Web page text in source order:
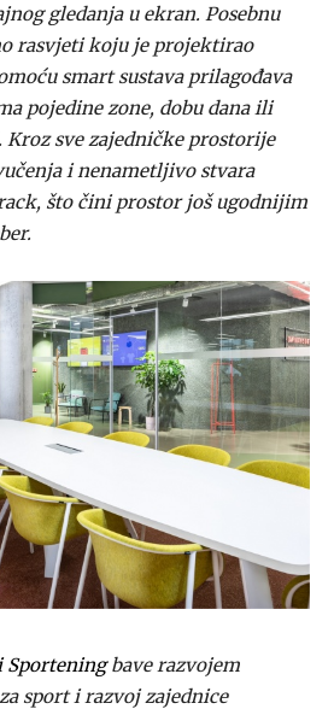
gledanja u ekran. Posebnu
rasvjeti koju je projektirao
smart sustava prilagođava
pojedine zone, dobu dana ili
sve zajedničke prostorije
i nenametljivo stvara
što čini prostor još ugodnijim
Sporteningbave razvojem
sport i razvoj zajednice